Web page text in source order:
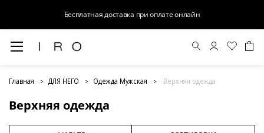
Бесплатная доставка при оплате онлайн
Главная ДЛЯ НЕГО Одежда Мужская Верхняя одежда
Верхняя одежда